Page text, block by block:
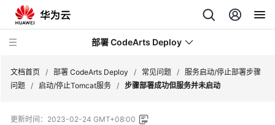
部署 CodeArts Deploy
文档首页 / 部署 CodeArts Deploy / 常见问题 / 服务启动/停止部署步骤
问题 / 启动/停止Tomcat服务 / 步骤部署成功但服务并未启动
更新时间： 2023-02-24 GMT+08:00